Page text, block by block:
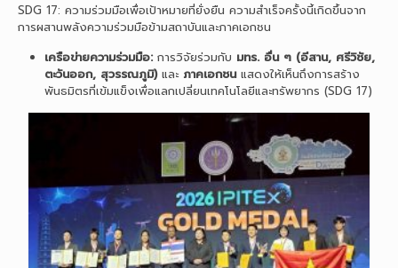
SDG 17: ความร่วมมือเพื่อเป้าหมายที่ยั่งยืน ความสำเร็จครั้งนี้เกิดขึ้นจาก
การผสานพลังความร่วมมือข้ามสถาบันและภาคเอกชน
เครือข่ายความร่วมมือ:การวิจัยร่วมกับ มทร. อื่น ๆ (อีสาน, ศรีวิชัย,
ตะวันออก, สุวรรณภูมิ)และ ภาคเอกชนแสดงให้เห็นถึงการสร้าง
พันธมิตรที่เข้มแข็งเพื่อแลกเปลี่ยนเทคโนโลยีและทรัพยากร (SDG 17)